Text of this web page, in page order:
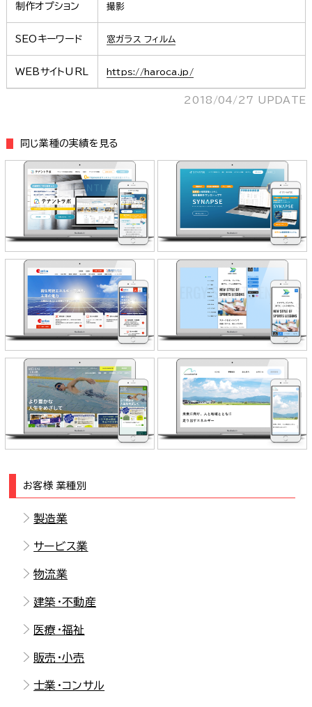
制作オプション 撮影
SEOキーワード 窓ガラス フィルム
WEBサイトURL https://haroca.jp/
2018/04/27 UPDATE
同じ業種の実績を見る
Venture Lab.株式会社 様 Venture Lab.株式会社 様
株式会社ニュートン 様 株式会社松本石油 様
明海大学オープンカレッジ 様 株式会社松本石油 様
お客様 業種別
製造業
サービス業
物流業
建築・不動産
医療・福祉
販売・小売
士業・コンサル